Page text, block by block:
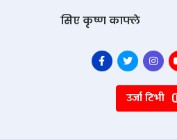
सिए कृष्ण काफ्ले
उर्जा टिभी